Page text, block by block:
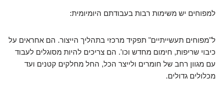
למפוחים יש משימות רבות בעבודתם היומיומית:
ל"מפוחים תעשייתיים" תפקיד מרכזי בתהליך הייצור. הם אחראים על
כיבוי שריפות, חימום מחדש וכו'. הם צריכים להיות מסוגלים לעבוד
עם מגוון רחב של חומרים ולייצר הכל, החל מחלקים קטנים ועד
מכלולים גדולים.